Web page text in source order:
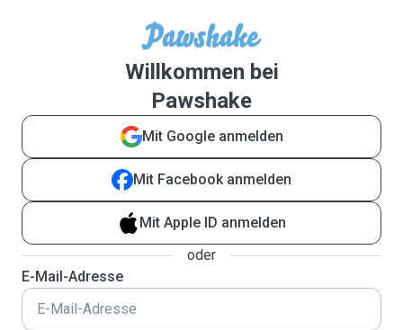
Willkommen bei
Pawshake
Mit Google anmelden
Mit Facebook anmelden
Mit Apple ID anmelden
oder
E-Mail-Adresse